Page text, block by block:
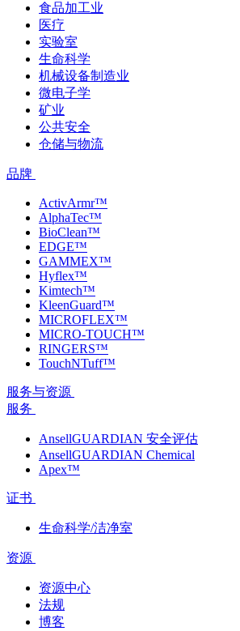
食品加工业
医疗
实验室
生命科学
机械设备制造业
微电子学
矿业
公共安全
仓储与物流
品牌
ActivArmr™
AlphaTec™
BioClean™
EDGE™
GAMMEX™
Hyflex™
Kimtech™
KleenGuard™
MICROFLEX™
MICRO-TOUCH™
RINGERS™
TouchNTuff™
服务与资源
服务
AnsellGUARDIAN 安全评估
AnsellGUARDIAN Chemical
Apex™
证书
生命科学/洁净室
资源
资源中心
法规
博客